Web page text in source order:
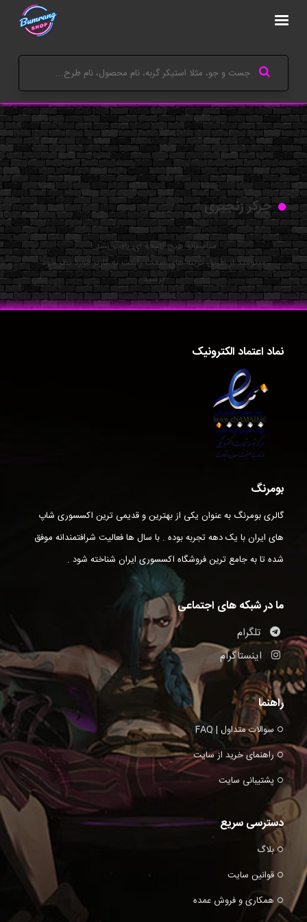
چرکر زنجیری
متاسفانه هیچ نتیجه ای یافت نشد !
میتوانید از طریق گزینه های سمت راست به کاربر مورد نظر خود
برسید
نماد اعتماد الکترونیک
بومرنگ
گالری بومرنگ به عنوان یکی از بهترین و قدیمی ترین اکسسوری شاپ
های ایران با یک دهه تجربه بوده . با سال ها فعالیت شرافتمندانه موفق
شده تا به جامع ترین فروشگاه اکسسوری ایران شناخته شود .
ما در شبکه های اجتماعی
تلگرام
اینستاگرام
راهنما
سوالات متداول | FAQ
راهنمای خرید از سایت
پشتیبانی سایت
دسترسی سریع
بلاگ
قوانین سایت
همکاری و فروش عمده